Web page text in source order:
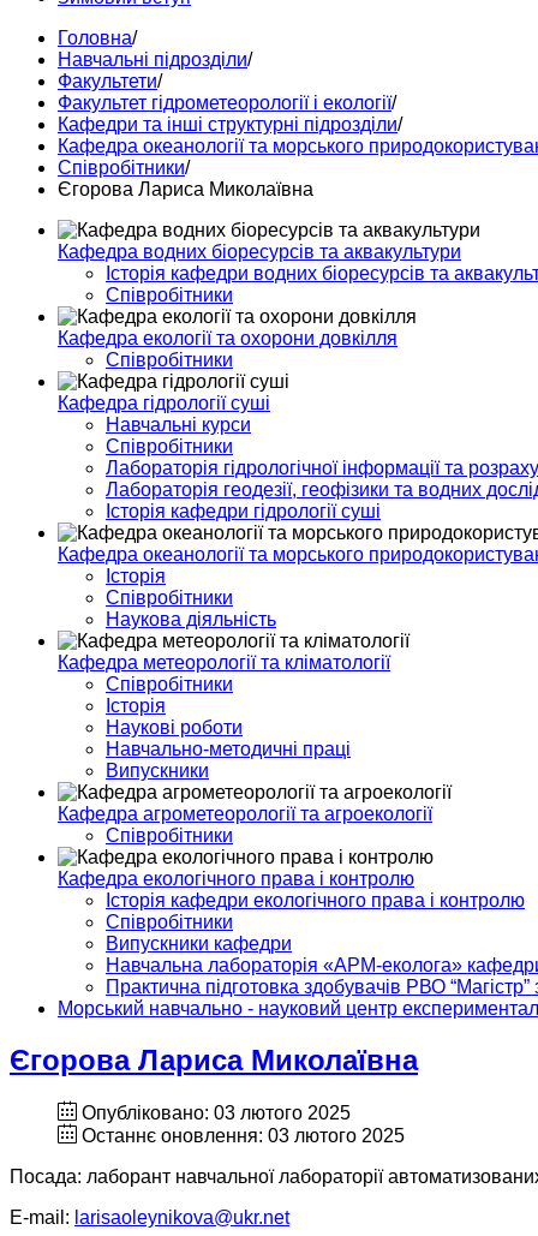
Головна/
Навчальні підрозділи/
Факультети/
Факультет гідрометеорології і екології/
Кафедри та інші структурні підрозділи/
Кафедра океанології та морського
Співробітники/
Єгорова Лариса Миколаївна
Кафедра водних біоресурсів та аквакультури
Історія кафедри водних біоресурсів та
Співробітники
Кафедра екології та охорони довкілля
Співробітники
Кафедра гідрології суші
Навчальні курси
Співробітники
Лабораторія гідрологічної інформації та
Лабораторія геодезії, геофізики та водних
Історія кафедри гідрології суші
Кафедра океанології та морського
Історія
Співробітники
Наукова діяльність
Кафедра метеорології та кліматології
Співробітники
Історія
Наукові роботи
Навчально-методичні праці
Випускники
Кафедра агрометеорології та агроекології
Співробітники
Кафедра екологічного права і контролю
Історія кафедри екологічного права і контролю
Співробітники
Випускники кафедри
Навчальна лабораторія «АРМ-еколога»
Практична підготовка здобувачів РВО
Морський навчально - науковий центр
Єгорова Лариса Миколаївна
Опубліковано: 03 лютого 2025
Останнє оновлення: 03 лютого 2025
Посада: лаборант навчальної лабораторії
Е-mail: larisaoleynikova@ukr.net